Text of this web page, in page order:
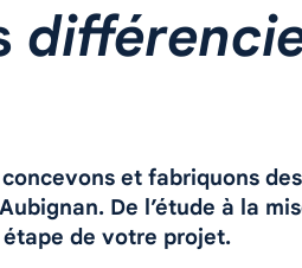
et fabriquons
De l’étude à la
de votre projet.